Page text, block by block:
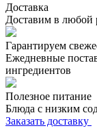
Доставка
Доставим в любой
Гарантируем
Ежедневные
ингредиентов
Полезное питание
Блюда с низким
Заказать доставку